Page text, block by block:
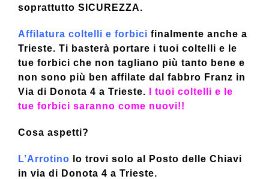
soprattutto SICUREZZA.
Affilatura coltelli e forbici finalmente anche a
Trieste. Ti basterà portare i tuoi coltelli e le
tue forbici che non tagliano più tanto bene e
non sono più ben affilate dal fabbro Franz in
Via di Donota 4 a Trieste.
I tuoi coltelli e le
tue forbici saranno come nuovi!!
Cosa aspetti?
L’Arrotino lo trovi solo al Posto delle Chiavi
in via di Donota 4 a Trieste.